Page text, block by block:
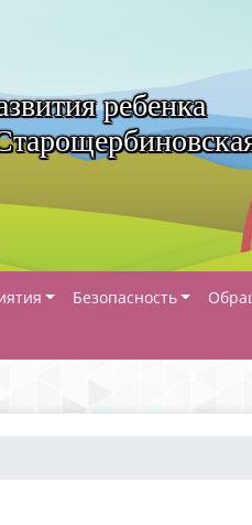
ребенка
Безопасность